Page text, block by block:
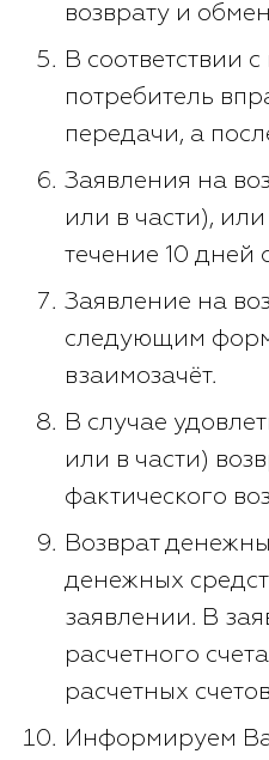
возврату и
В соответствии
потребитель
передачи, а
Заявления на
или в части),
течение 10 дней
Заявление на
следующим
взаимозачёт.
В случае
или в части)
фактического
Возврат
денежных
заявлении. В
расчетного
расчетных
Информируем